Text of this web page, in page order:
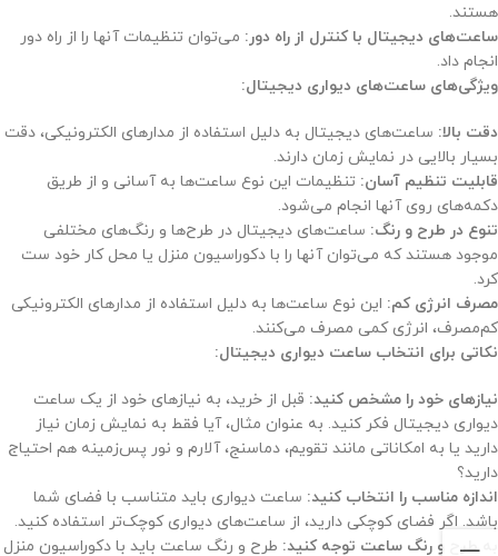
هستند.
ساعت‌های دیجیتال با کنترل از راه دور: می‌توان تنظیمات آنها را از راه دور
انجام داد.
ویژگی‌های ساعت‌های دیواری دیجیتال:
دقت بالا: ساعت‌های دیجیتال به دلیل استفاده از مدارهای الکترونیکی، دقت
بسیار بالایی در نمایش زمان دارند.
قابلیت تنظیم آسان: تنظیمات این نوع ساعت‌ها به آسانی و از طریق
دکمه‌های روی آنها انجام می‌شود.
تنوع در طرح و رنگ: ساعت‌های دیجیتال در طرح‌ها و رنگ‌های مختلفی
موجود هستند که می‌توان آنها را با دکوراسیون منزل یا محل کار خود ست
کرد.
مصرف انرژی کم: این نوع ساعت‌ها به دلیل استفاده از مدارهای الکترونیکی
کم‌مصرف، انرژی کمی مصرف می‌کنند.
نکاتی برای انتخاب ساعت دیواری دیجیتال:
نیازهای خود را مشخص کنید: قبل از خرید، به نیازهای خود از یک ساعت
دیواری دیجیتال فکر کنید. به عنوان مثال، آیا فقط به نمایش زمان نیاز
دارید یا به امکاناتی مانند تقویم، دماسنج، آلارم و نور پس‌زمینه هم احتیاج
دارید؟
اندازه مناسب را انتخاب کنید: ساعت دیواری باید متناسب با فضای شما
باشد. اگر فضای کوچکی دارید، از ساعت‌های دیواری کوچک‌تر استفاده کنید.
به طرح و رنگ ساعت توجه کنید: طرح و رنگ ساعت باید با دکوراسیون منزل